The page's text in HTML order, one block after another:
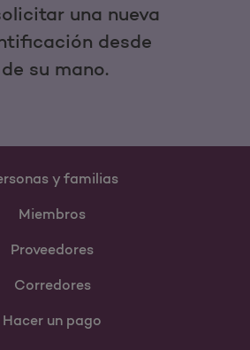
una nueva
desde
su mano.
y familias
Miembros
Proveedores
Corredores
Hacer un pago